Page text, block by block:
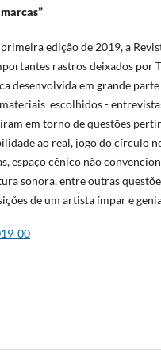
edição de 2019, a
rastros deixados por
desenvolvida em grande
escolhidos -
em torno de questões
ao real, jogo do círculo
espaço cênico não
sonora, entre outras
de um artista ímpar e
00